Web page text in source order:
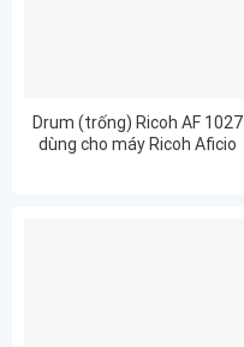
Drum (trống) Ricoh AF 1027
dùng cho máy Ricoh Aficio